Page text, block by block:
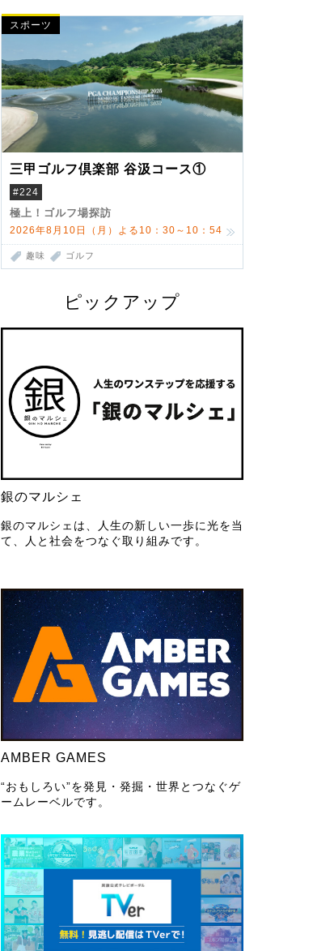
スポーツ
三甲ゴルフ倶楽部 谷汲コース①
#224
極上！ゴルフ場探訪
2026年8月10日（月）よる10：30～10：54
趣味 ゴルフ
ピックアップ
銀のマルシェ
銀のマルシェは、人生の新しい一歩に光を当
て、人と社会をつなぐ取り組みです。
AMBER GAMES
“おもしろい”を発見・発掘・世界とつなぐゲ
ームレーベルです。